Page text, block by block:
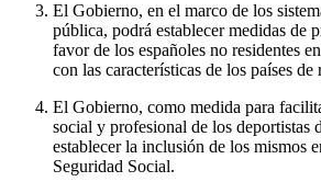
El Gobierno, en el marco de los
pública, podrá establecer medidas de
favor de los españoles no residentes
con las características de los países de
El Gobierno, como medida para
social y profesional de los deportistas
establecer la inclusión de los mismos
Seguridad Social.